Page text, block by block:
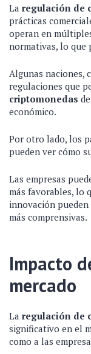
La regulación de
prácticas
operan en
normativas, lo que
Algunas naciones,
regulaciones que
criptomonedas
económico.
Por otro lado, los
pueden ver cómo
Las empresas
más favorables, lo
innovación
más comprensivas.
Impacto
mercado
La regulación de
significativo en el
como a las